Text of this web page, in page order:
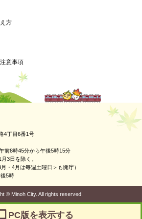
方
意事項
4丁目6番1号
前8時45分から午後5時15分
3日を除く。
・4月は毎週土曜日＞も開庁）
5時
©Minoh City. All rights reserved.
PC版を表示する